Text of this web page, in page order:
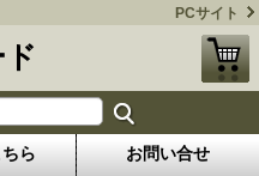
PCサイト
ら お問い合せ